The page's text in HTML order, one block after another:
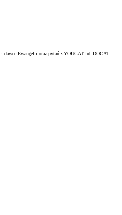
dawce Ewangelii oraz pytań z YOUCAT lub DOCAT.